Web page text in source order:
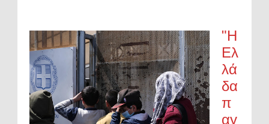
"Η
Ελ
λά
δα
π
αγ